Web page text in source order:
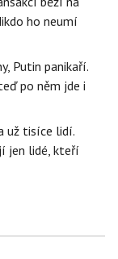
ho neumí
Putin panikaří.
po něm jde i
už tisíce lidí.
jen lidé, kteří